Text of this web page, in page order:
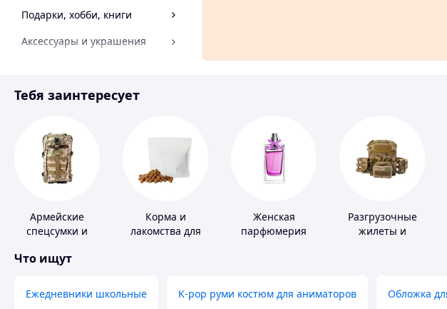
Подарки, хобби, книги
Аксессуары и украшения
Спорт и отдых
Тебя заинтересует
Армейские
спецсумки и
Корма и
лакомства для
Женская
парфюмерия
Разгрузочные
жилеты и
Что ищут
Ежедневники школьные K-pop руми костюм для аниматоров Обложка